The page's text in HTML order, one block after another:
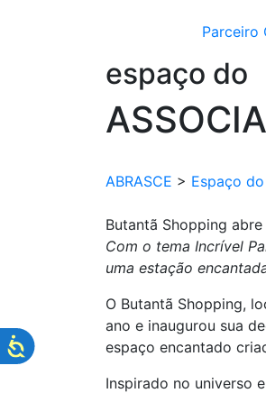
Parceiro
espaço do
ABRASCE > Espaço
Butantã Shopping
Com o tema Incrível
uma estação
O Butantã Shopping,
ano e inaugurou sua
espaço encantado
Inspirado no universo